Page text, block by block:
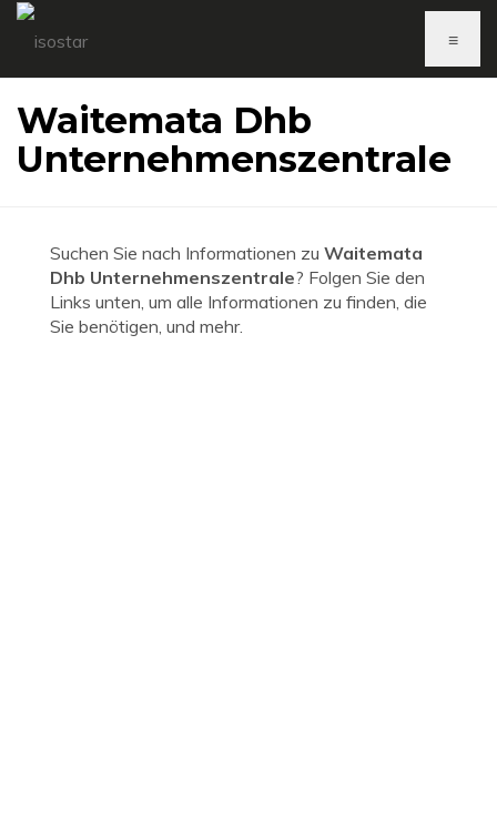
≡
Waitemata Dhb
Unternehmenszentrale
Suchen Sie nach Informationen zu Waitemata
Dhb Unternehmenszentrale? Folgen Sie den
Links unten, um alle Informationen zu finden, die
Sie benötigen, und mehr.